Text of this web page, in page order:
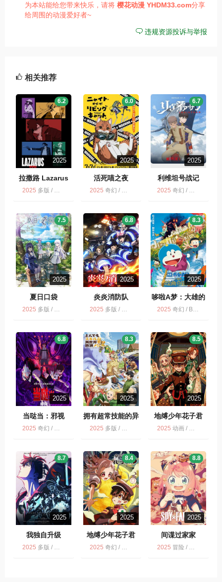
为本站能给您带来快乐，请将 樱花动漫 YHDM33.com分享
给周围的动漫爱好者~
违规资源投诉与举报
相关推荐
2025
拉撒路 Lazarus
6.2
2025 多版 / 科幻 / 动作 / 动画 / 惊悚 / 冒险
2025
活死喵之夜
6.0
2025 奇幻 / 多版 / 活死喵之夜 / 喜剧 / 动画
2025
利维坦号战记
6.7
2025 奇幻 / 剧情 / 科幻 / 动画 / 战争 / 动作 / NETFLIX / 历史
2025
夏日口袋
7.5
2025 多版 / 动画 / 爱情 / 奇幻
2025
炎炎消防队
6.8
2025 多版 / 动画 / 灾难 / 奇幻
2025
哆啦A梦：大雄的
绘画奇遇记 映画
8.3
2025 奇幻 / BD多版 / 动画 / 冒险 / 喜剧
2025
当哒当：邪视
6.8
2025 奇幻 / 多版 / 喜剧 / 动画 / 动作
2025
拥有超常技能的异
世界流浪美食家
8.3
2025 多版 / 奇幻 / 动画 / 喜剧
2025
地缚少年花子君
8.5
2025 动画 / 奇幻 / 多版
2025
我独自升级
8.7
2025 多版 / 冒险 / 剧情 / 我独自升级 第2季 / 动作 / 动画 / 奇幻
2025
地缚少年花子君
8.4
2025 奇幻 / 打包 / 动画
2025
间谍过家家
8.8
2025 冒险 / 动画 / 喜剧 / 爱情 / 多版